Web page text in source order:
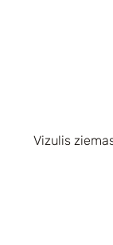
Vizulis